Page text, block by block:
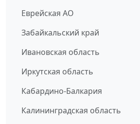
Еврейская АО
Забайкальский край
Ивановская область
Иркутская область
Кабардино-Балкария
Калининградская область